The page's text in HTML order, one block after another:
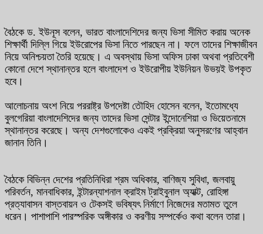
বৈঠকে ড. ইউনূস বলেন, ‌ভারত বাংলাদেশিদের জন্য ভিসা সীমিত করায় অনেক
শিক্ষার্থী দিল্লি গিয়ে ইউরোপের ভিসা নিতে পারছেন না। ফলে তাদের শিক্ষাজীবন
নিয়ে অনিশ্চয়তা তৈরি হয়েছে। এ অবস্থায় ভিসা অফিস ঢাকা অথবা প্রতিবেশী
কোনো দেশে স্থানান্তর হলে বাংলাদেশ ও ইউরোপীয় ইউনিয়ন উভয়ই উপকৃত
হবে।
আলোচনায় অংশ নিয়ে পররাষ্ট্র উপদেষ্টা তৌহিদ হোসেন বলেন, ইতোমধ্যে
বুলগেরিয়া বাংলাদেশিদের জন্য তাদের ভিসা সেন্টার ইন্দোনেশিয়া ও ভিয়েতনামে
স্থানান্তর করেছে। অন্য দেশগুলোকেও একই প্রক্রিয়া অনুসরণের আহ্বান
জানান তিনি।
বৈঠকে বিভিন্ন দেশের প্রতিনিধিরা শ্রম অধিকার, বাণিজ্য সুবিধা, জলবায়ু
পরিবর্তন, মানবাধিকার, ইন্টারন্যাশনাল ক্রাইম ট্রাইবুনাল অ্যাক্ট, রোহিঙ্গা
প্রত্যাবাসন বাস্তবায়ন ও টেকসই ভবিষ্যৎ নির্মাণে নিজেদের মতামত তুলে
ধরেন। পাশাপাশি পারস্পরিক অঙ্গীকার ও করণীয় সম্পর্কেও কথা বলেন তারা।